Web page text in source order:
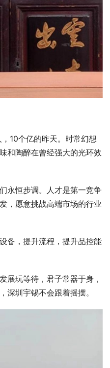
10个亿的昨天。时常幻想
和陶醉在曾经强大的光环效
永恒步调。人才是第一竞争
，愿意挑战高端市场的行业
备，提升流程，提升品控能
展玩等待，君子常器于身，
深圳宇锡不会跟着摇摆。